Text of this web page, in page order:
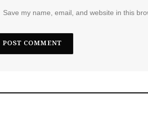
Save my name, email, and website in this